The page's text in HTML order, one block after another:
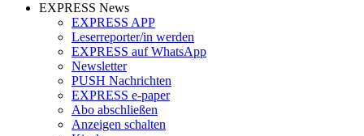
EXPRESS News
EXPRESS APP
Leserreporter/in werden
EXPRESS auf WhatsApp
Newsletter
PUSH Nachrichten
EXPRESS e-paper
Abo abschließen
Anzeigen schalten